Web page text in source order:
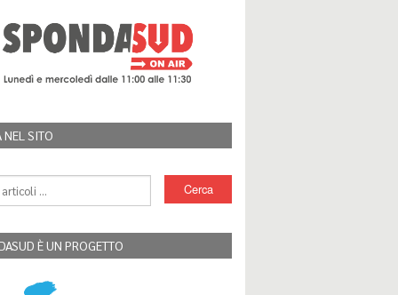
NEL SITO
È UN PROGETTO